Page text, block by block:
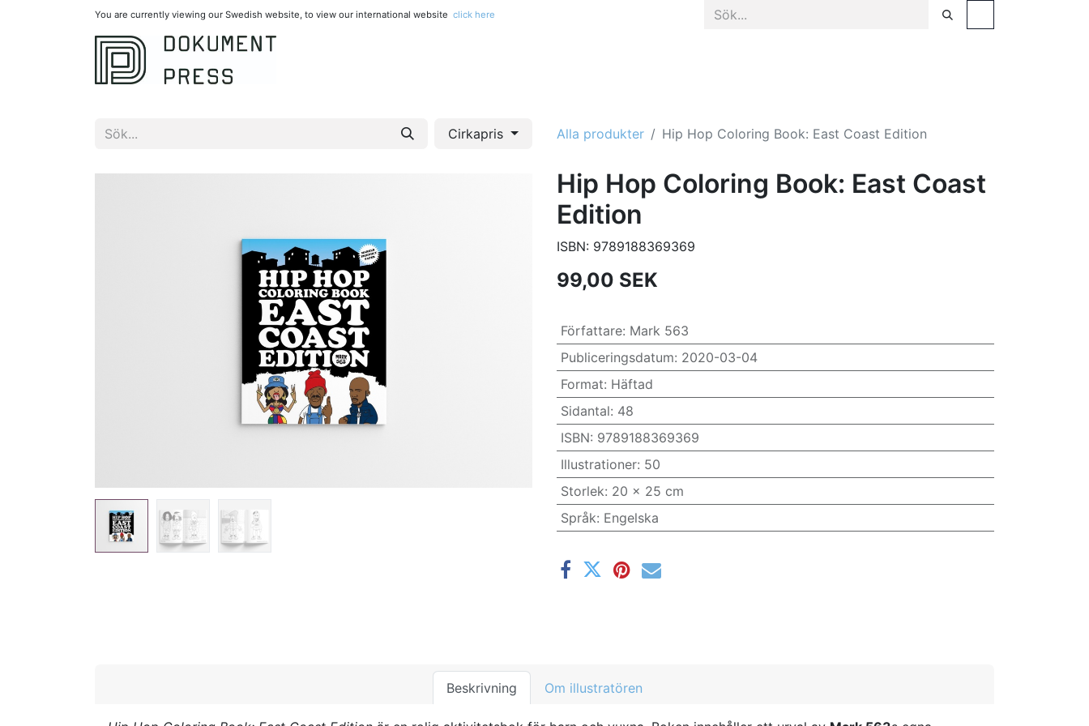
You are currently viewing our Swedish website, to view our international website click here
Cirkapris Alla produkter Hip Hop Coloring Book: East Coast Edition
Hip Hop Coloring Book: East Coast
Edition
ISBN: 9789188369369
99,00 SEK
Författare: Mark 563
Publiceringsdatum: 2020-03-04
Format: Häftad
Sidantal: 48
ISBN: 9789188369369
Illustrationer: 50
Storlek: 20 x 25 cm
Språk: Engelska
Beskrivning Om illustratören